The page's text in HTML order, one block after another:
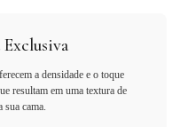
a densidade e o toque
resultam em uma textura de
cama.